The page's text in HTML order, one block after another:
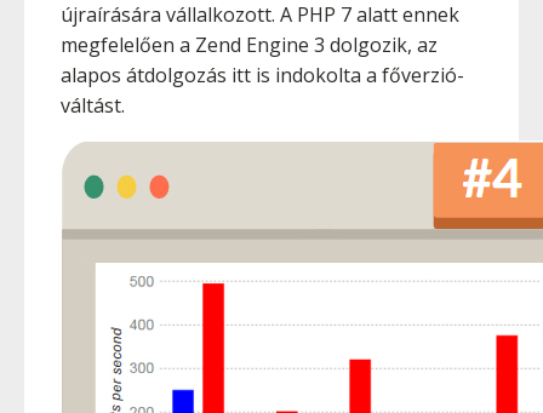
újraírására vállalkozott. A PHP 7 alatt ennek
megfelelően a Zend Engine 3 dolgozik, az
alapos átdolgozás itt is indokolta a főverzió-
váltást.